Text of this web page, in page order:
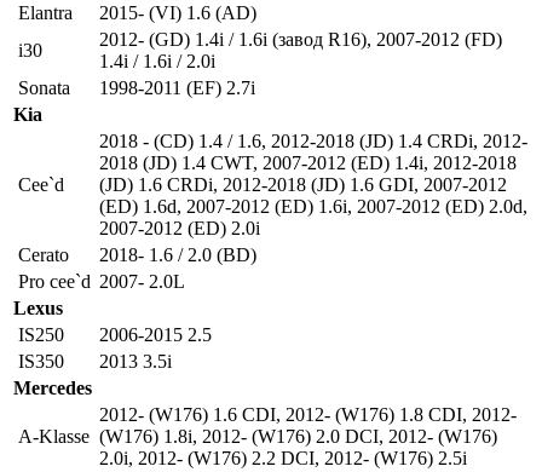
Elantra
2015- (VI) 1.6 (AD)
i30
2012- (GD) 1.4i / 1.6i (завод R16), 2007-2012 (FD)
1.4i / 1.6i / 2.0i
Sonata
1998-2011 (EF) 2.7i
Kia
Cee`d
2018 - (CD) 1.4 / 1.6, 2012-2018 (JD) 1.4 CRDi, 2012-
2018 (JD) 1.4 CWT, 2007-2012 (ED) 1.4i, 2012-2018
(JD) 1.6 CRDi, 2012-2018 (JD) 1.6 GDI, 2007-2012
(ED) 1.6d, 2007-2012 (ED) 1.6i, 2007-2012 (ED) 2.0d,
2007-2012 (ED) 2.0i
Cerato
2018- 1.6 / 2.0 (BD)
Pro cee`d 2007- 2.0L
Lexus
IS250
2006-2015 2.5
IS350
2013 3.5i
Mercedes
A-Klasse
2012- (W176) 1.6 CDI, 2012- (W176) 1.8 CDI, 2012-
(W176) 1.8i, 2012- (W176) 2.0 DCI, 2012- (W176)
2.0i, 2012- (W176) 2.2 DCI, 2012- (W176) 2.5i